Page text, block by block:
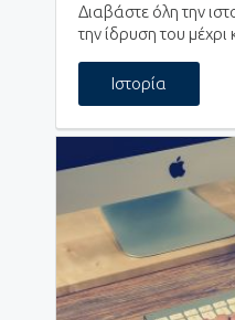
Διαβάστε όλη την
την ίδρυση του μέχρι
Ιστορία